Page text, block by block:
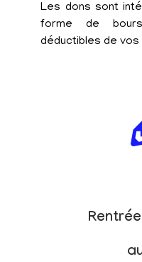
Les dons sont
forme de
déductibles de vos